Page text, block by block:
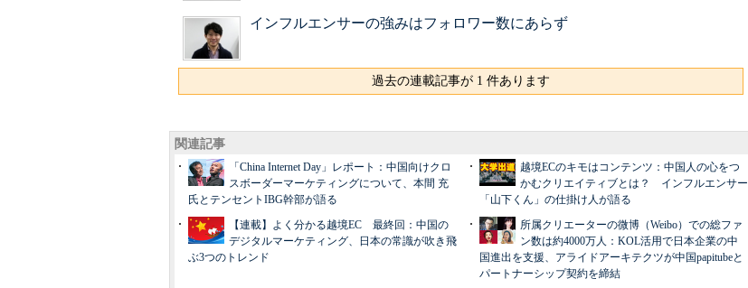
インフルエンサーの強みはフォロワー数にあらず
過去の連載記事が 1 件あります
関連記事
「China Internet Day」レポート：中国向けクロ
スボーダーマーケティングについて、本間 充
氏とテンセントIBG幹部が語る
越境ECのキモはコンテンツ：中国人の心をつ
かむクリエイティブとは？ インフルエンサー
「山下くん」の仕掛け人が語る
【連載】よく分かる越境EC 最終回：中国の
デジタルマーケティング、日本の常識が吹き飛
ぶ3つのトレンド
所属クリエーターの微博（Weibo）での総ファ
ン数は約4000万人：KOL活用で日本企業の中
国進出を支援、アライドアーキテクツが中国papitubeと
パートナーシップ契約を締結